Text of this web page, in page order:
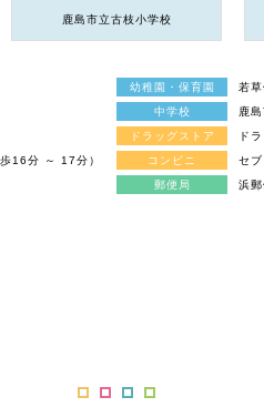
鹿島市立古枝小学校
幼稚園・保育園
若
中学校
鹿
ドラッグストア
ド
16分 ～ 17分） コンビニ
セ
郵便局
浜